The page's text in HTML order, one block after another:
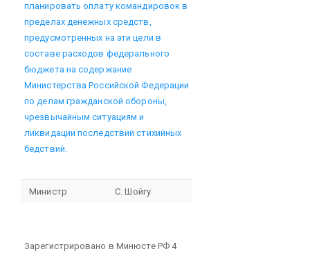
планировать оплату командировок в
пределах денежных средств,
предусмотренных на эти цели в
составе расходов федерального
бюджета на содержание
Министерства Российской Федерации
по делам гражданской обороны,
чрезвычайным ситуациям и
ликвидации последствий стихийных
бедствий.
Министр С. Шойгу
Зарегистрировано в Минюсте РФ 4